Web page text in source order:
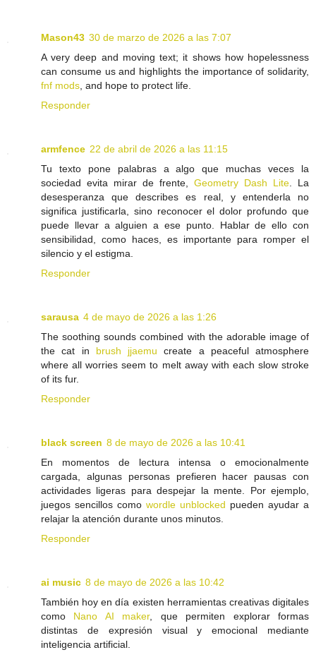
Mason43 30 de marzo de 2026 a las 7:07
A very deep and moving text; it shows how hopelessness
can consume us and highlights the importance of solidarity,
fnf mods , and hope to protect life.
Responder
armfence 22 de abril de 2026 a las 11:15
Tu texto pone palabras a algo que muchas veces la
sociedad evita mirar de frente, Geometry Dash Lite . La
desesperanza que describes es real, y entenderla no
significa justificarla, sino reconocer el dolor profundo que
puede llevar a alguien a ese punto. Hablar de ello con
sensibilidad, como haces, es importante para romper el
silencio y el estigma.
Responder
sarausa 4 de mayo de 2026 a las 1:26
The soothing sounds combined with the adorable image of
the cat in brush jjaemu create a peaceful atmosphere
where all worries seem to melt away with each slow stroke
of its fur.
Responder
black screen 8 de mayo de 2026 a las 10:41
En momentos de lectura intensa o emocionalmente
cargada, algunas personas prefieren hacer pausas con
actividades ligeras para despejar la mente. Por ejemplo,
juegos sencillos como wordle unblocked pueden ayudar a
relajar la atención durante unos minutos.
Responder
ai music 8 de mayo de 2026 a las 10:42
También hoy en día existen herramientas creativas digitales
como Nano AI maker, que permiten explorar formas
distintas de expresión visual y emocional mediante
inteligencia artificial.